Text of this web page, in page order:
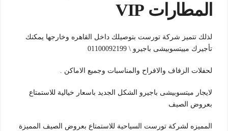
المطارات VIP
لذلك تتميز شركة تورست بتوصيلك داخل القاهره وخارجها يمكنك
تأجيرك مييتسوبيشى باجيرو \ 01100092199
لحفلات الزفاف والافراح والمناسبات وجميع الاماكن .
لايجار ميتسوبيشى باجيرو الشكل الجديد باسعار خيالية للاستمتاع
بعروض الصيف
المميزه لشركة تورست السياحية للاستمتاع بعروض الصيف المميزة